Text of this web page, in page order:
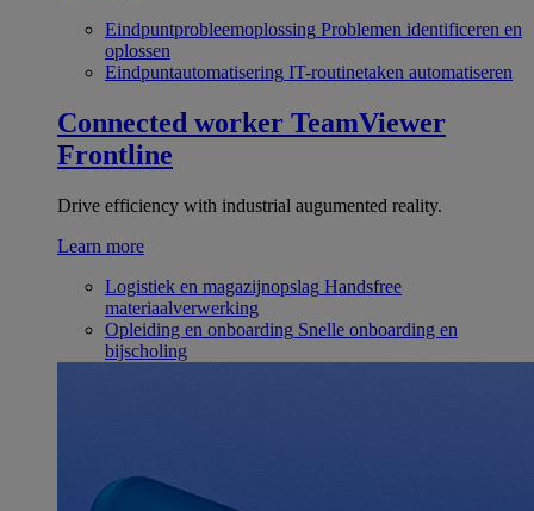
Eindpuntprobleemoplossing Problemen identificeren en
oplossen
Eindpuntautomatisering IT-routinetaken automatiseren
Connected worker TeamViewer
Frontline
Drive efficiency with industrial augumented reality.
Learn more
Logistiek en magazijnopslag Handsfree
materiaalverwerking
Opleiding en onboarding Snelle onboarding en
bijscholing